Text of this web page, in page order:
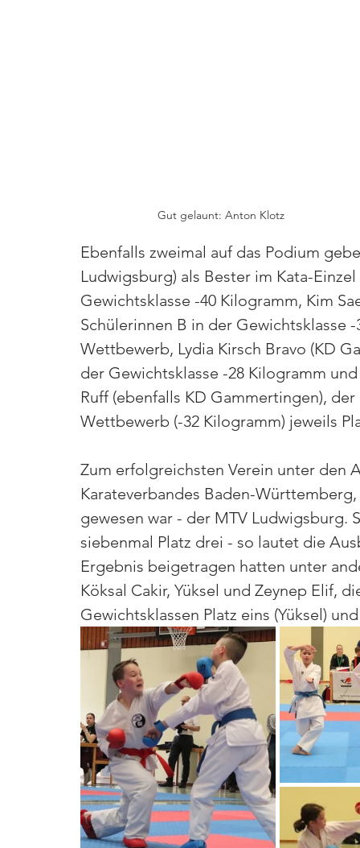
Gut gelaunt: Anton Klotz
Ebenfalls zweimal auf das Podium
Ludwigsburg) als Bester im Kata-
Gewichtsklasse -40 Kilogramm, Kim
Schülerinnen B in der Gewichtsklasse
Wettbewerb, Lydia Kirsch Bravo (KD
der Gewichtsklasse -28 Kilogramm
Ruff (ebenfalls KD Gammertingen),
Wettbewerb (-32 Kilogramm) jeweils
Zum erfolgreichsten Verein unter den
Karateverbandes Baden-
gewesen war - der MTV Ludwigsburg.
siebenmal Platz drei - so lautet die
Ergebnis beigetragen hatten unter
Köksal Cakir, Yüksel und Zeynep Elif,
Gewichtsklassen Platz eins (Yüksel)